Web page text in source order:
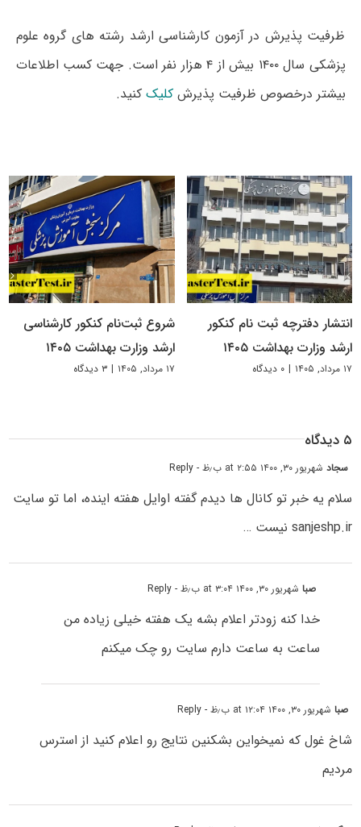
ظرفیت پذیرش در آزمون کارشناسی ارشد رشته های گروه علوم
پزشکی سال ۱۴۰۰ بیش از ۴ هزار نفر است. جهت کسب اطلاعات
بیشتر درخصوص ظرفیت پذیرشکلیک کنید.
انتشار دفترچه ثبت نام کنکور
ارشد وزارت بهداشت ۱۴۰۵
۱۷ مرداد, ۱۴۰۵ | ۰ دیدگاه
شروع ثبت‌نام کنکور کارشناسی
ارشد وزارت بهداشت ۱۴۰۵
۱۷ مرداد, ۱۴۰۵ | ۳ دیدگاه
۵ دیدگاه
سجادشهریور ۳۰, ۱۴۰۰ at ۲:۵۵ ب٫ظ - Reply
سلام یه خبر تو کانال ها دیدم گفته اوایل هفته اینده، اما تو سایت
sanjeshp.ir نیست …
صباشهریور ۳۰, ۱۴۰۰ at ۳:۰۴ ب٫ظ - Reply
خدا کنه زودتر اعلام بشه یک هفته خیلی زیاده من
ساعت به ساعت دارم سایت رو چک میکنم
صباشهریور ۳۰, ۱۴۰۰ at ۱۲:۰۴ ب٫ظ - Reply
شاخ غول که نمیخواین بشکنین نتایج رو اعلام کنید از استرس
مردیم